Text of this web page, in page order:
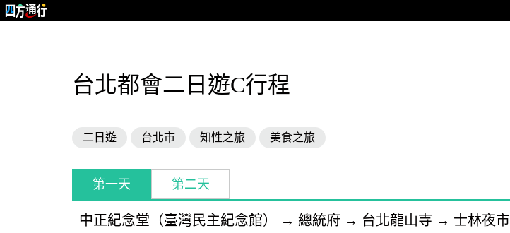
台北都會二日遊C行程
二日遊 台北市 知性之旅 美食之旅
第一天 第二天
中正紀念堂（臺灣民主紀念館） → 總統府 → 台北龍山寺 → 士林夜市